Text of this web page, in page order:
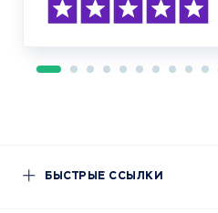
БЫСТРЫЕ ССЫЛКИ